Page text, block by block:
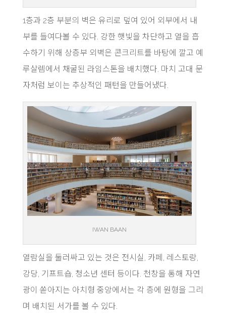
1층과 2층 부분의 벽은 유리로 덮여 있어 외부에서 내
부를 들여다볼 수 있다. 강한 햇빛을 차단하고 열을 흡
수하기 위해 상층부 외벽은 콘크리트를 바탕에 깔고 예
루살렘에서 채굴된 라임스톤을 배치했다. 마치 고대 문
자처럼 보이는 추상적인 패턴을 만들어냈다.
IWAN BAAN
열람실을 둘러싸고 있는 것은 전시실, 카페, 레스토랑,
강당, 기프트숍, 청소년 센터 등이다. 천창을 통해 자연
광이 쏟아지는 아치형 중앙에서는 각 층에 원형을 그리
며 배치된 서가를 볼 수 있다.